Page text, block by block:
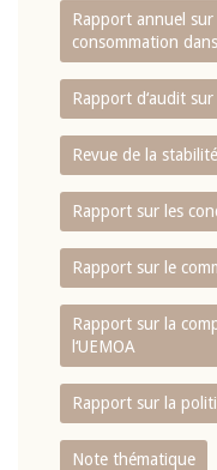
Rapport annuel sur
consommation
Rapport d‘audit
Revue de la
Rapport sur les
Rapport sur le
Rapport sur la
l‘UEMOA
Rapport sur la
Note thématique